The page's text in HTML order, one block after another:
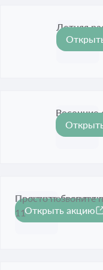
Летняя
Срок
-33%
Весенние
Срок
Получите
Срок акции истёк
Просто позвоните
11Открыть акцию